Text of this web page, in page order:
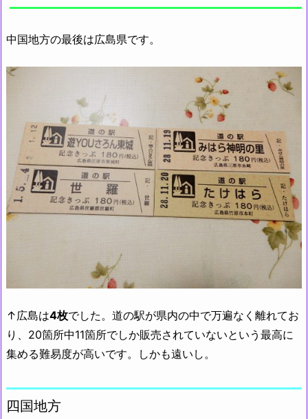
中国地方の最後は広島県です。
↑広島は4枚でした。道の駅が県内の中で万遍なく離れてお
り、20箇所中11箇所でしか販売されていないという最高に
集める難易度が高いです。しかも遠いし。
四国地方